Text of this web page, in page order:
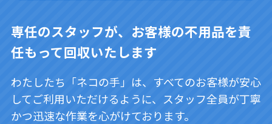
専任のスタッフが、お客様の不用品を責
任もって回収いたします
わたしたち「ネコの手」は、すべてのお客様が安心
してご利用いただけるように、スタッフ全員が丁寧
かつ迅速な作業を心がけております。